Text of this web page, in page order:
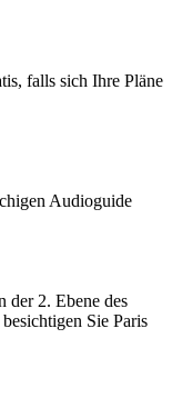
falls sich Ihre Pläne
Audioguide
der 2. Ebene des
Sie Paris